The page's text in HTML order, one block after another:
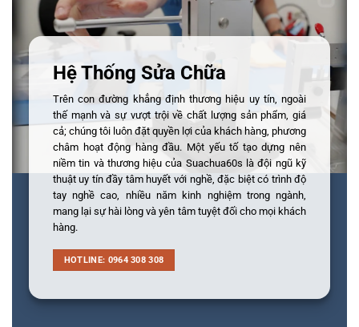
Hệ Thống Sửa Chữa
Trên con đường khẳng định thương hiệu uy tín, ngoài
thế mạnh và sự vượt trội về chất lượng sản phẩm, giá
cả; chúng tôi luôn đặt quyền lợi của khách hàng, phương
châm hoạt động hàng đầu. Một yếu tố tạo dựng nên
niềm tin và thương hiệu của Suachua60s là đội ngũ kỹ
thuật uy tín đầy tâm huyết với nghề, đặc biệt có trình độ
tay nghề cao, nhiều năm kinh nghiệm trong ngành,
mang lại sự hài lòng và yên tâm tuyệt đối cho mọi khách
hàng.
HOTLINE: 0964 308 308